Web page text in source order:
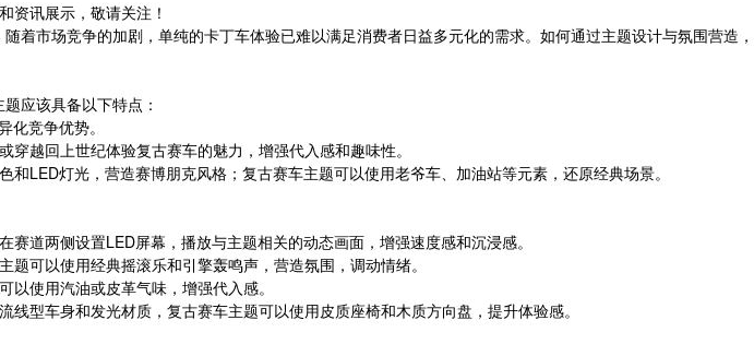
资讯展示，敬请关注！
市场竞争的加剧，单纯的卡丁车体验已难以满足消费者日益多元化的需求。如何通过主题设计与氛围营造，
应该具备以下特点：
竞争优势。
越回上世纪体验复古赛车的魅力，增强代入感和趣味性。
LED灯光，营造赛博朋克风格；复古赛车主题可以使用老爷车、加油站等元素，还原经典场景。
道两侧设置LED屏幕，播放与主题相关的动态画面，增强速度感和沉浸感。
可以使用经典摇滚乐和引擎轰鸣声，营造氛围，调动情绪。
使用汽油或皮革气味，增强代入感。
型车身和发光材质，复古赛车主题可以使用皮质座椅和木质方向盘，提升体验感。